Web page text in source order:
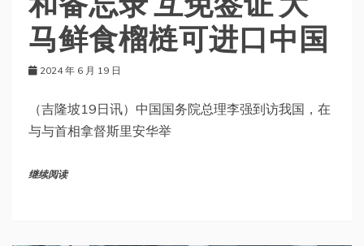
马鲜食榴梿可进口中国
2024 年 6 月 19 日
（吉隆坡19日讯）中国国务院总理李强到访我国，在
与与首相拿督斯里安华举
继续阅读